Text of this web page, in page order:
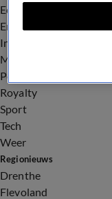
Economie
Entertainment
Infrastructuur
Milieu en Gezondheid
Politiek
Royalty
Sport
Tech
Weer
Regionieuws
Drenthe
Flevoland